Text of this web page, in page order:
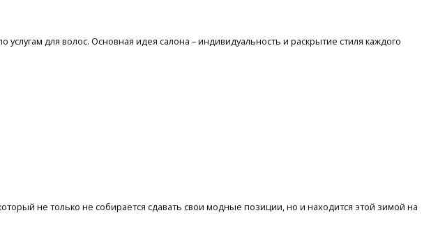
услугам для волос. Основная идея салона – индивидуальность и раскрытие стиля каждого
не только не собирается сдавать свои модные позиции, но и находится этой зимой на